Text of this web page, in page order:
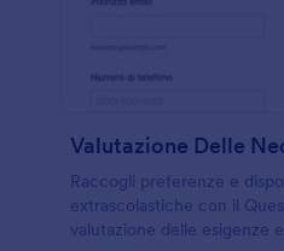
Raccogli preferenze e
extrascolastiche con il
valutazione delle esigenze